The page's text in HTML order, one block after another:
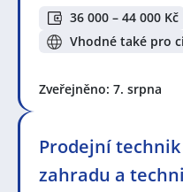
36 000 – 44 000 Kč
Vhodné také pro
Zveřejněno: 7. srpna
Prodejní
zahradu a